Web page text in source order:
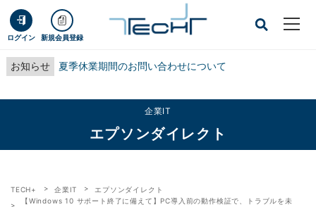
ログイン 新規会員登録
お知らせ 夏季休業期間のお問い合わせについて
企業IT
エプソンダイレクト
TECH+ 企業IT
エプソンダイレクト
【Windows 10 サポート終了に備えて】PC導入前の動作検証で、トラブルを未